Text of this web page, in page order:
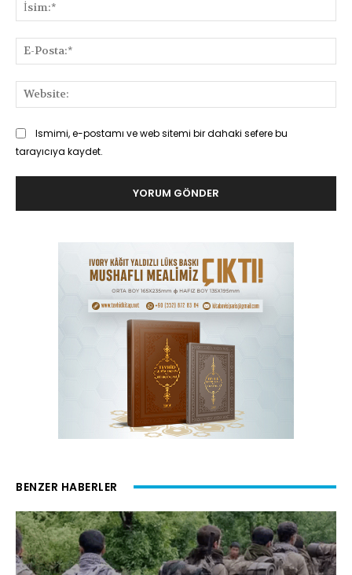
Ismimi, e-postamı ve web sitemi bir dahaki sefere bu
tarayıcıya kaydet.
BENZER HABERLER